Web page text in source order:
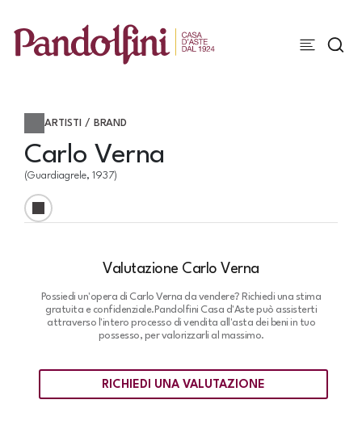
ARTISTI / BRAND
Carlo Verna
(Guardiagrele, 1937)
Valutazione Carlo Verna
Possiedi un'opera di Carlo Verna da vendere? Richiedi una stima
gratuita e confidenziale. Pandolfini Casa d'Aste può assisterti
attraverso l'intero processo di vendita all'asta dei beni in tuo
possesso, per valorizzarli al massimo.
RICHIEDI UNA VALUTAZIONE